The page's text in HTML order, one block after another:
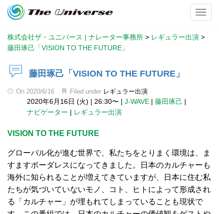
株式会社ザ・ユニバース | ナレーター事務所 > レギュラー出演 >
藤田琢己「VISION TO THE FUTURE」
藤田琢己「VISION TO THE FUTURE」
On 2020/6/16 Filed under レギュラー出演
2020年6月16日 (火) | 26:30〜 | J-WAVE | 藤田琢己 |
ナビゲーター | レギュラー出演
VISION TO THE FUTURE
グローバル化が進む世界で、私たちをとりまく環境は、ま
すますボーダレスになってきました。日本のカルチャーも
海外に知られることが増えてきていますが、日本に住む私
たちが気づいていないモノ、コト、ヒトによって形成され
る「カルチャー」が埋もれてしまっていることも現状で